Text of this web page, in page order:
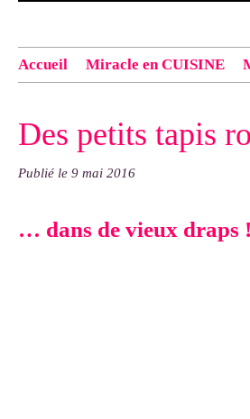
Accueil Miracle en CUISINE
exemple : "Bonnet cloche From
Des petits tapis
Publié le 9 mai 2016
… dans de vieux draps !